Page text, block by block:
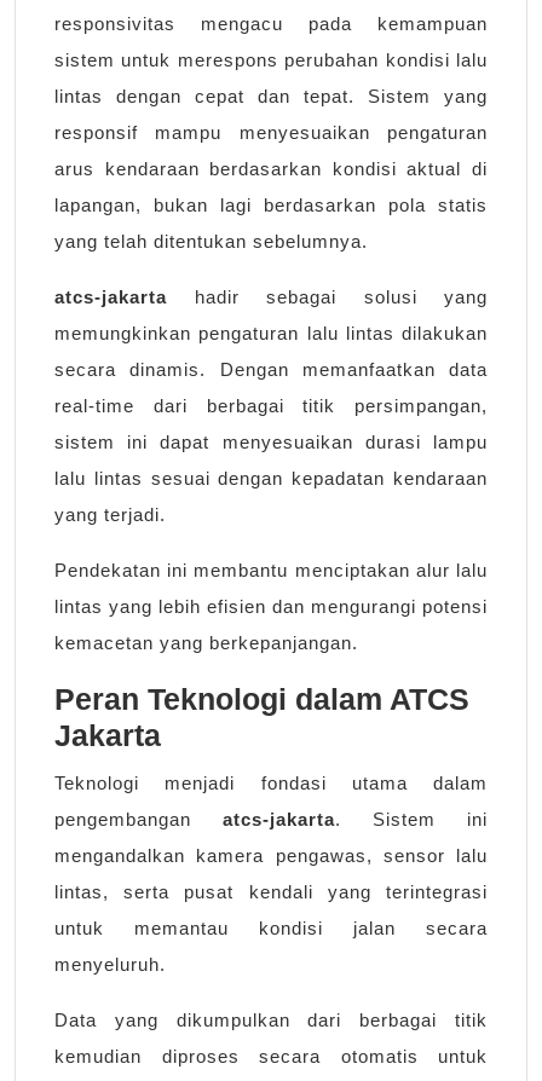
responsivitas mengacu pada kemampuan
sistem untuk merespons perubahan kondisi lalu
lintas dengan cepat dan tepat. Sistem yang
responsif mampu menyesuaikan pengaturan
arus kendaraan berdasarkan kondisi aktual di
lapangan, bukan lagi berdasarkan pola statis
yang telah ditentukan sebelumnya.
atcs-jakarta hadir sebagai solusi yang
memungkinkan pengaturan lalu lintas dilakukan
secara dinamis. Dengan memanfaatkan data
real-time dari berbagai titik persimpangan,
sistem ini dapat menyesuaikan durasi lampu
lalu lintas sesuai dengan kepadatan kendaraan
yang terjadi.
Pendekatan ini membantu menciptakan alur lalu
lintas yang lebih efisien dan mengurangi potensi
kemacetan yang berkepanjangan.
Peran Teknologi dalam ATCS
Jakarta
Teknologi menjadi fondasi utama dalam
pengembangan atcs-jakarta. Sistem ini
mengandalkan kamera pengawas, sensor lalu
lintas, serta pusat kendali yang terintegrasi
untuk memantau kondisi jalan secara
menyeluruh.
Data yang dikumpulkan dari berbagai titik
kemudian diproses secara otomatis untuk